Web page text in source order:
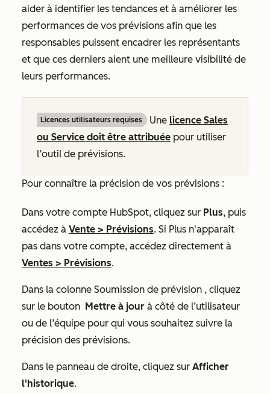
aider à identifier les tendances et à améliorer les
performances de vos prévisions afin que les
responsables puissent encadrer les représentants
et que ces derniers aient une meilleure visibilité de
leurs performances.
Licences utilisateurs requises Une licence Sales
ou Service doit être attribuée pour utiliser
l’outil de prévisions.
Pour connaître la précision de vos prévisions :
Dans votre compte HubSpot, cliquez sur Plus, puis
accédez à Vente > Prévisions. Si Plus n'apparaît
pas dans votre compte, accédez directement à
Ventes > Prévisions.
Dans la colonne Soumission de prévision , cliquez
sur le bouton Mettre à jour à côté de l’utilisateur
ou de l’équipe pour qui vous souhaitez suivre la
précision des prévisions.
Dans le panneau de droite, cliquez sur Afficher
l'historique.